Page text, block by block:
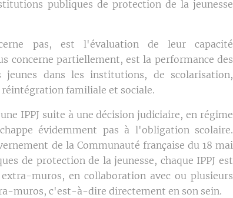
publiques de protection de la jeunesse
pas, est l'évaluation de leur capacité
concerne partiellement, est la performance des
dans les institutions, de scolarisation,
familiale et sociale.
IPPJ suite à une décision judiciaire, en régime
évidemment pas à l'obligation scolaire.
de la Communauté française du 18 mai
de protection de la jeunesse, chaque IPPJ est
muros, en collaboration avec ou plusieurs
muros, c'est-à-dire directement en son sein.